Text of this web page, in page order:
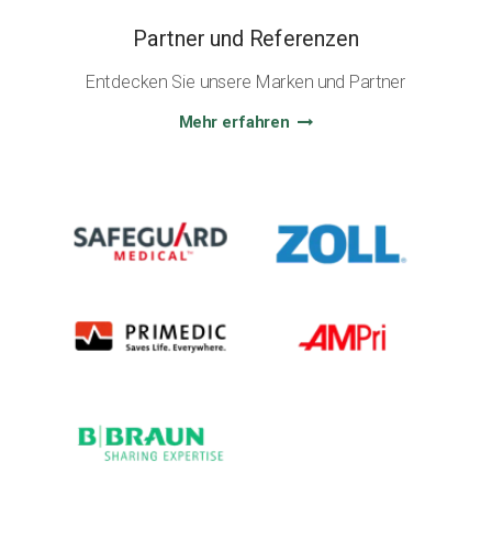
Partner und Referenzen
Entdecken Sie unsere Marken und Partner
Mehr erfahren